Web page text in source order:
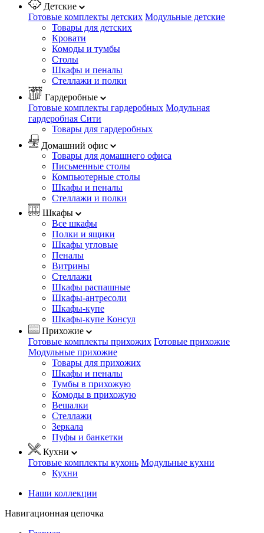
Детские
Готовые комплекты детских Модульные детские
Товары для детских
Кровати
Комоды и тумбы
Столы
Шкафы и пеналы
Стеллажи и полки
Гардеробные
Готовые комплекты гардеробных Модульная
гардеробная Сити
Товары для гардеробных
Домашний офис
Товары для домашнего офиса
Письменные столы
Компьютерные столы
Шкафы и пеналы
Стеллажи и полки
Шкафы
Все шкафы
Полки и ящики
Шкафы угловые
Пеналы
Витрины
Стеллажи
Шкафы распашные
Шкафы-антресоли
Шкафы-купе
Шкафы-купе Консул
Прихожие
Готовые комплекты прихожих Готовые прихожие
Модульные прихожие
Товары для прихожих
Шкафы и пеналы
Тумбы в прихожую
Комоды в прихожую
Вешалки
Стеллажи
Зеркала
Пуфы и банкетки
Кухни
Готовые комплекты кухонь Модульные кухни
Кухни
Наши коллекции
Навигационная цепочка